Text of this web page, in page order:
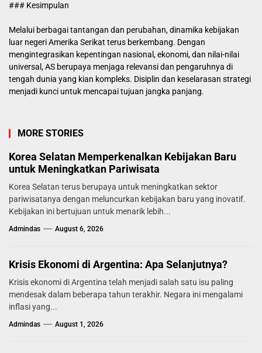
### Kesimpulan
Melalui berbagai tantangan dan perubahan, dinamika kebijakan
luar negeri Amerika Serikat terus berkembang. Dengan
mengintegrasikan kepentingan nasional, ekonomi, dan nilai-nilai
universal, AS berupaya menjaga relevansi dan pengaruhnya di
tengah dunia yang kian kompleks. Disiplin dan keselarasan strategi
menjadi kunci untuk mencapai tujuan jangka panjang.
MORE STORIES
Korea Selatan Memperkenalkan Kebijakan Baru
untuk Meningkatkan Pariwisata
Korea Selatan terus berupaya untuk meningkatkan sektor
pariwisatanya dengan meluncurkan kebijakan baru yang inovatif.
Kebijakan ini bertujuan untuk menarik lebih...
Admindas August 6, 2026
Krisis Ekonomi di Argentina: Apa Selanjutnya?
Krisis ekonomi di Argentina telah menjadi salah satu isu paling
mendesak dalam beberapa tahun terakhir. Negara ini mengalami
inflasi yang...
Admindas August 1, 2026